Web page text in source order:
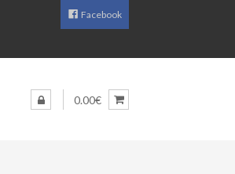
Facebook
0.00€